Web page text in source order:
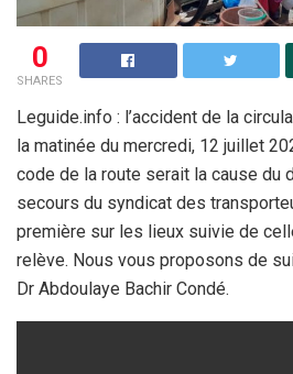
0
SHARES
Leguide.info : l’accident de la
la matinée du mercredi, 12 juillet
code de la route serait la cause du
secours du syndicat des
première sur les lieux suivie de
relève. Nous vous proposons de
Dr Abdoulaye Bachir Condé.